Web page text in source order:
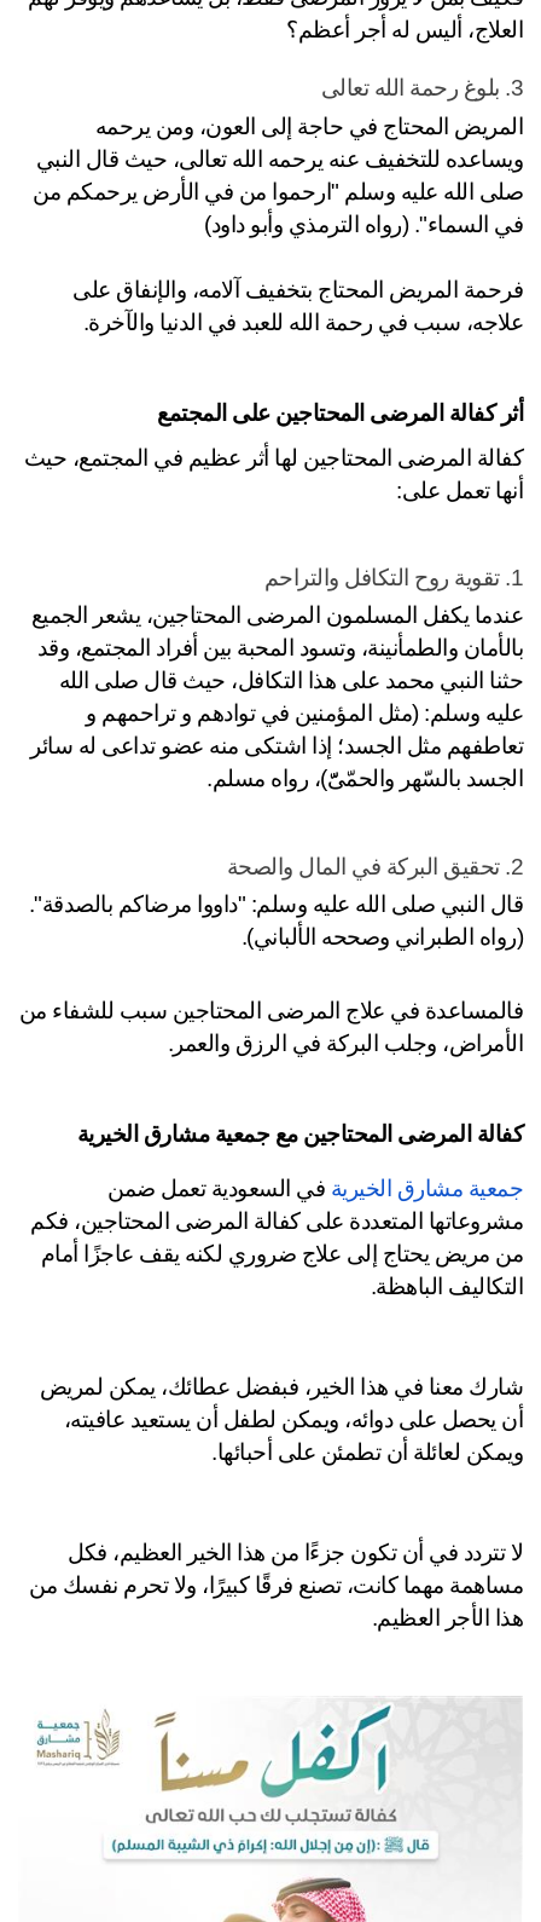
أليس له أجر أعظم؟
المريض المحتاج في حاجة إلى العون، ومن يرحمه
ويساعده للتخفيف عنه يرحمه الله تعالى، حيث قال النبي
صلى الله عليه وسلم "ارحموا من في الأرض يرحمكم من
السماء". (رواه الترمذي وأبو داود)
فرحمة المريض المحتاج بتخفيف آلامه، والإنفاق على
سبب في رحمة الله للعبد في الدنيا والآخرة.
كفالة المرضى المحتاجين على المجتمع
كفالة المرضى المحتاجين لها أثر عظيم في المجتمع، حيث
تعمل على:
عندما يكفل المسلمون المرضى المحتاجين، يشعر الجميع
بالأمان والطمأنينة، وتسود المحبة بين أفراد المجتمع، وقد
عليه وسلم: (مثل المؤمنين في توادهم و تراحمهم و
تعاطفهم مثل الجسد؛ إذا اشتكى منه عضو تداعى له سائر
بالسّهر والحمّىّّ)، رواه مسلم.
قال النبي صلى الله عليه وسلم: "داووا مرضاكم بالصدقة".
الطبراني وصححه الألباني).
وجلب البركة في الرزق والعمر.
المرضى المحتاجين مع جمعية مشارق الخيرية
مشارق الخيرية
في السعودية تعمل ضمن
مشروعاتها المتعددة على كفالة المرضى المحتاجين، فكم
من مريض يحتاج إلى علاج ضروري لكنه يقف عاجزًا أمام
الباهظة.
شارك معنا في هذا الخير، فبفضل عطائك، يمكن لمريض
أن يحصل على دوائه، ويمكن لطفل أن يستعيد عافيته،
لعائلة أن تطمئن على أحبائها.
لا تتردد في أن تكون جزءًا من هذا الخير العظيم، فكل
مساهمة مهما كانت، تصنع فرقًا كبيرًا، ولا تحرم نفسك من
الأجر العظيم.